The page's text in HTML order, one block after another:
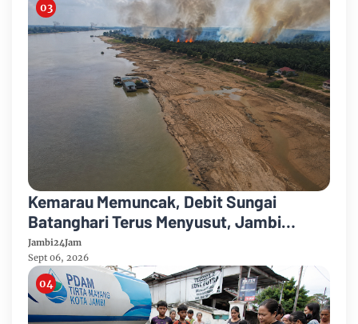
Kemarau Memuncak, Debit Sungai
Batanghari Terus Menyusut, Jambi
Hadapi Ancaman Krisis Air Bersih dan
Karhutla
Jambi24Jam
Sept 06, 2026